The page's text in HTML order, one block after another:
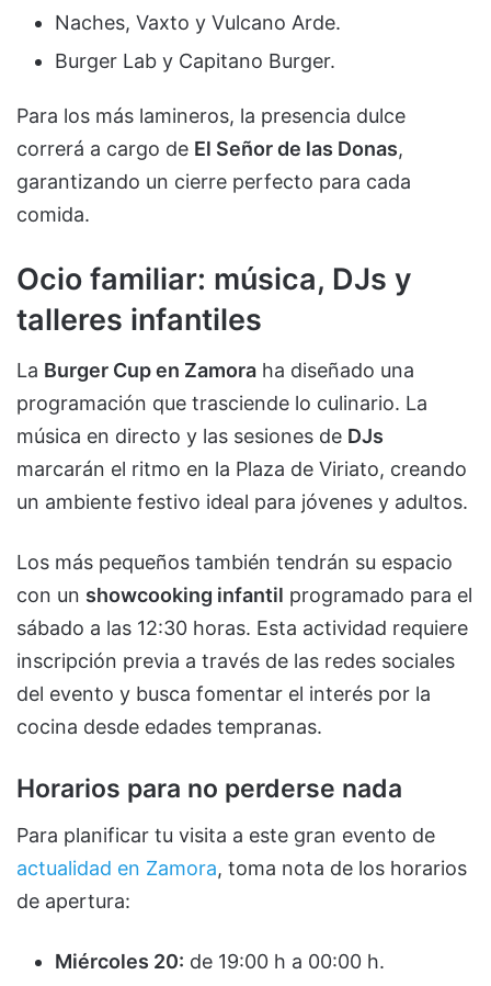
Naches, Vaxto y Vulcano Arde.
Burger Lab y Capitano Burger.
Para los más lamineros, la presencia dulce
correrá a cargo de El Señor de las Donas,
garantizando un cierre perfecto para cada
comida.
Ocio familiar: música, DJs y
talleres infantiles
La Burger Cup en Zamora ha diseñado una
programación que trasciende lo culinario. La
música en directo y las sesiones de DJs
marcarán el ritmo en la Plaza de Viriato, creando
un ambiente festivo ideal para jóvenes y adultos.
Los más pequeños también tendrán su espacio
con un showcooking infantil programado para el
sábado a las 12:30 horas. Esta actividad requiere
inscripción previa a través de las redes sociales
del evento y busca fomentar el interés por la
cocina desde edades tempranas.
Horarios para no perderse nada
Para planificar tu visita a este gran evento de
actualidad en Zamora, toma nota de los horarios
de apertura:
Miércoles 20: de 19:00 h a 00:00 h.